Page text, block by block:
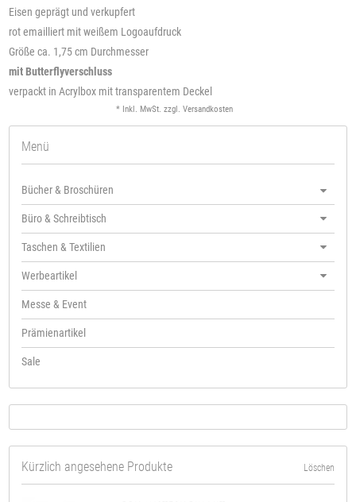
Eisen geprägt und verkupfert
rot emailliert mit weißem Logoaufdruck
Größe ca. 1,75 cm Durchmesser
mit Butterflyverschluss
verpackt in Acrylbox mit transparentem Deckel
* Inkl. MwSt. zzgl. Versandkosten
Menü
Bücher & Broschüren
Büro & Schreibtisch
Taschen & Textilien
Werbeartikel
Messe & Event
Prämienartikel
Sale
Kürzlich angesehene Produkte Löschen